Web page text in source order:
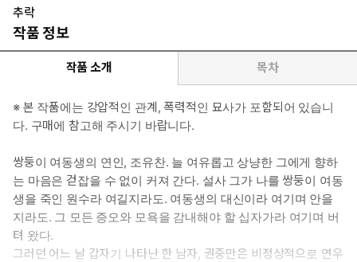
* 여자 주인공: 서연우 - 빚에 쪼들려 살아오느라 생활력만은 높아
잡초 같은 여자. 내일은 뭘 먹고 살아야 하나, 걱정이 팔자인 여자.
자존심이 세며 나름의 신념도 있다. 단호할 때는 또 올곧아 고집도
세 한 고집한다. 가난하지만 스스로에게 떳떳한 삶을 살아왔다 자
부했다. 하지만 여러 풍랑을 겪으며 그녀의 자아는 산산이 부서지게
되는데…….
* 이럴 때 보세요: 딛고 선 곳이 지옥뿐인 여자의 추락이 궁금할 때
* 공감 글귀:
“보호해 줄 사람이 없는 거. 그리고 돌아갈 곳이 없는 거. 도망칠 곳
이 없어서… 누가 나한테 함부로 대해도 그냥 견디는 수밖에 없는 거
요.”
“비 피할 곳이 없어서, 우산 살 돈마저 없어서.”
감히 동정을 바라기에도, 그렇다고 이겨 내기엔 더욱 힘에 부쳐서.
“이렇게 내리는 비를 모두 맞는 거.”
추락
작품 정보
작품 소개 목차
※ 본 작품에는 강압적인 관계, 폭력적인 묘사가 포함되어 있습니
다. 구매에 참고해 주시기 바랍니다.
쌍둥이 여동생의 연인, 조유찬. 늘 여유롭고 상냥한 그에게 향하
는 마음은 걷잡을 수 없이 커져 간다. 설사 그가 나를 쌍둥이 여동
생을 죽인 원수라 여길지라도. 여동생의 대신이라 여기며 안을
지라도. 그 모든 증오와 모욕을 감내해야 할 십자가라 여기며 버
텨 왔다.
그러던 어느 날 갑자기 나타난 한 남자, 권중만은 비정상적으로 연우